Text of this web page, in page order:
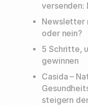
versenden:
Newsletter
oder nein?
5 Schritte,
gewinnen
Casida –
steigern